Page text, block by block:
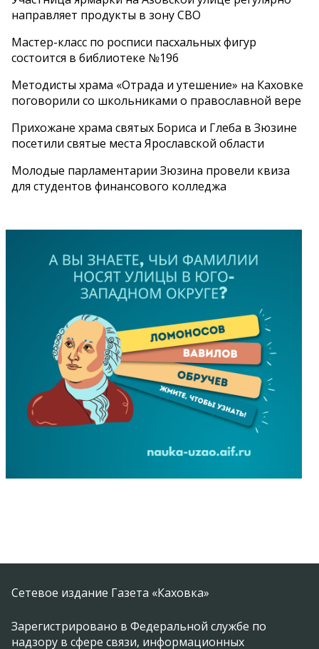
направляет продукты в зону СВО
Мастер-класс по росписи пасхальных фигур
состоится в библиотеке №196
Методисты храма «Отрада и утешение» на Каховке
поговорили со школьниками о православной вере
Прихожане храма святых Бориса и Глеба в Зюзине
посетили святые места Ярославской области
Молодые парламентарии Зюзина провели квиза
для студентов финансового колледжа
Сетевое издание Газета «Каховка»
Зарегистрировано в Федеральной службе по
надзору в сфере связи, информационных